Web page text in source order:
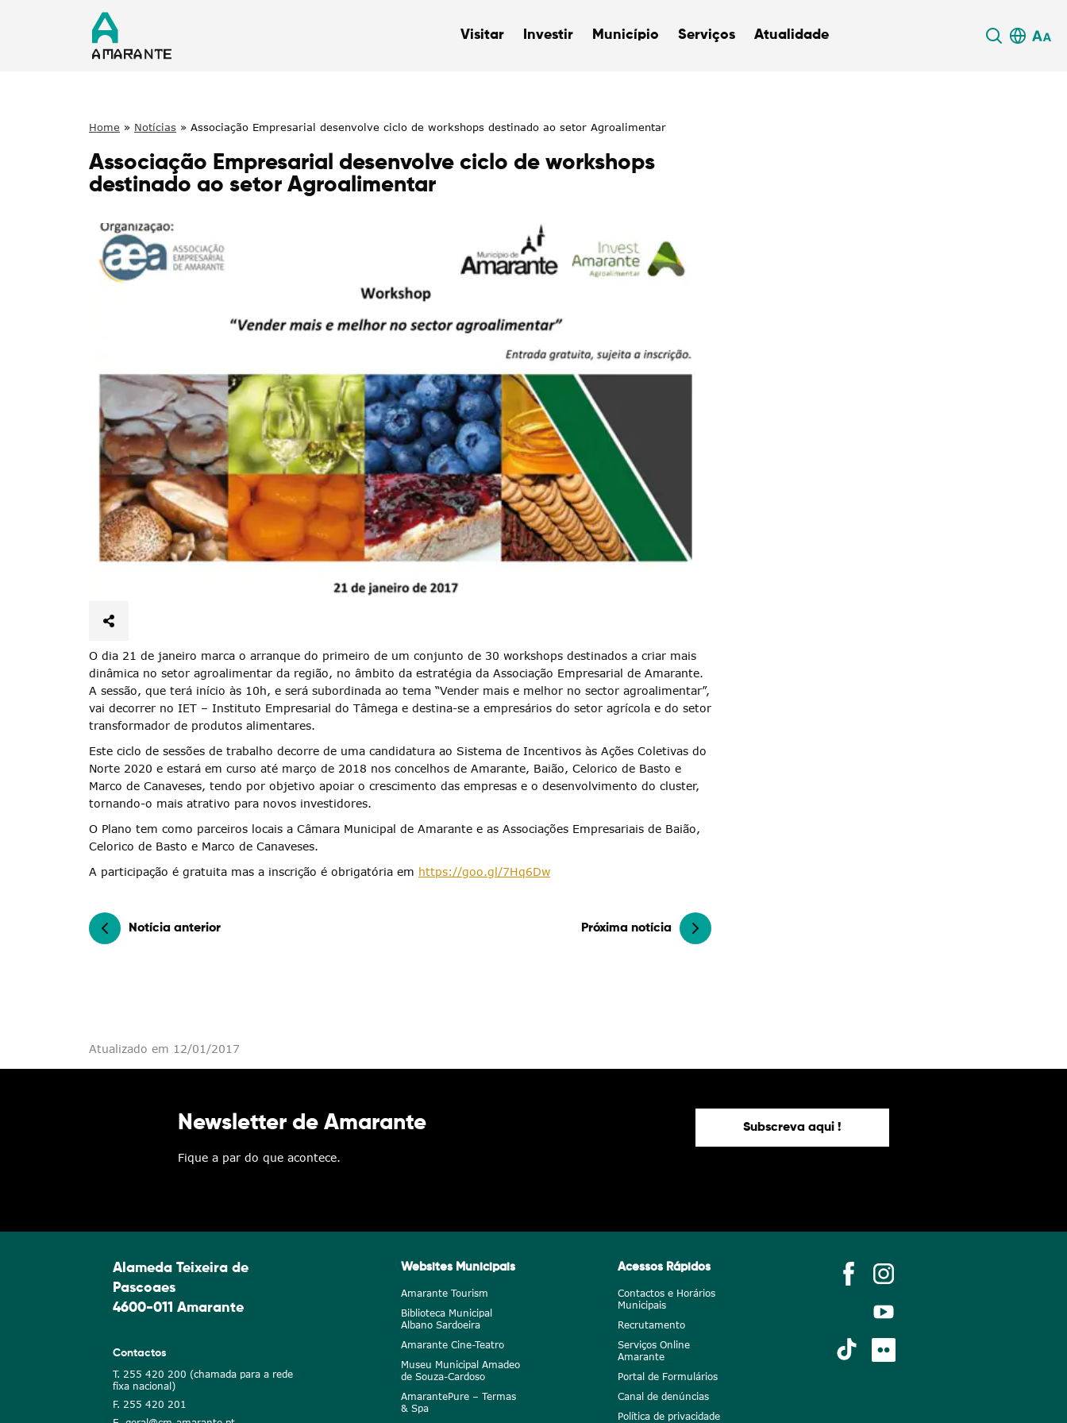
Visitar Investir Município Serviços Atualidade
Termo de Pesquisa
Categorias gerais
Filtros
Home » Notícias » Associação Empresarial desenvolve ciclo de workshops destinado ao setor Agroalimentar
Associação Empresarial desenvolve ciclo de workshops
destinado ao setor Agroalimentar
O dia 21 de janeiro marca o arranque do primeiro de um conjunto de 30 workshops destinados a criar mais
dinâmica no setor agroalimentar da região, no âmbito da estratégia da Associação Empresarial de Amarante.
A sessão, que terá início às 10h, e será subordinada ao tema “Vender mais e melhor no sector agroalimentar”,
vai decorrer no IET – Instituto Empresarial do Tâmega e destina-se a empresários do setor agrícola e do setor
transformador de produtos alimentares.
Este ciclo de sessões de trabalho decorre de uma candidatura ao Sistema de Incentivos às Ações Coletivas do
Norte 2020 e estará em curso até março de 2018 nos concelhos de Amarante, Baião, Celorico de Basto e
Marco de Canaveses, tendo por objetivo apoiar o crescimento das empresas e o desenvolvimento do cluster,
tornando-o mais atrativo para novos investidores.
O Plano tem como parceiros locais a Câmara Municipal de Amarante e as Associações Empresariais de Baião,
Celorico de Basto e Marco de Canaveses.
A participação é gratuita mas a inscrição é obrigatória em https://goo.gl/7Hq6Dw
Notícia anterior Próxima notícia
Atualizado em 12/01/2017
Newsletter de Amarante
Fique a par do que acontece.
Subscreva aqui !
Alameda Teixeira de
Pascoaes
4600-011 Amarante
Contactos
T. 255 420 200 (chamada para a rede
fixa nacional)
F. 255 420 201
Websites Municipais
Amarante Tourism
Biblioteca Municipal
Albano Sardoeira
Amarante Cine-Teatro
Museu Municipal Amadeo
de Souza-Cardoso
AmarantePure – Termas
& Spa
Acessos Rápidos
Contactos e Horários
Municipais
Recrutamento
Serviços Online
Amarante
Portal de Formulários
Canal de denúncias
Política de privacidade